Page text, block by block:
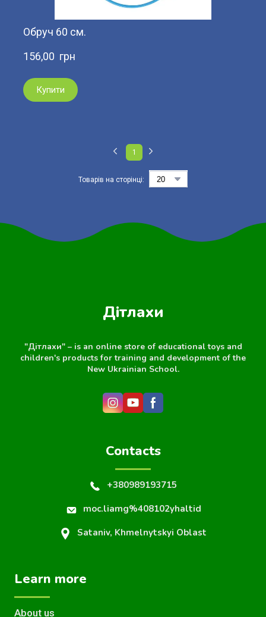
Обруч 60 см.
156,00  грн
Купити
Товарів на сторінці:
1
Дітлахи
"Дітлахи" – is an online store of educational toys and
children's products for training and development of the
New Ukrainian School.
Contacts
+380989193715
moc.liamg%408102yhaltid
Sataniv, Khmelnytskyi Oblast
Learn more
About us